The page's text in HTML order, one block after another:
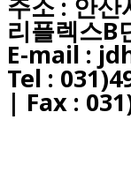
주소 : 안
리플렉스B
E-mail :
Tel :
| Fax :